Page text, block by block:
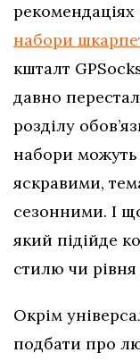
рекомендаціях
набори
кшталт
давно
розділу
набори
яскравими,
сезонними. І
який підійде
стилю чи
Окрім
подбати про